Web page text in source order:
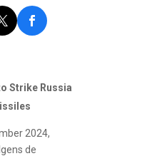
Strike Russia
2024,
de